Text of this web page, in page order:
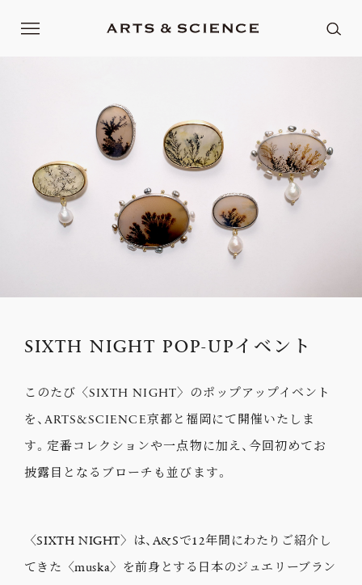
SIXTH NIGHT POP-UPイベント
このたび〈SIXTH NIGHT〉のポップアップイベント
を、ARTS&SCIENCE京都と福岡にて開催いたしま
す。定番コレクションや一点物に加え、今回初めてお
披露目となるブローチも並びます。
〈SIXTH NIGHT〉は、A&Sで12年間にわたりご紹介し
てきた〈muska〉を前身とする日本のジュエリーブラン